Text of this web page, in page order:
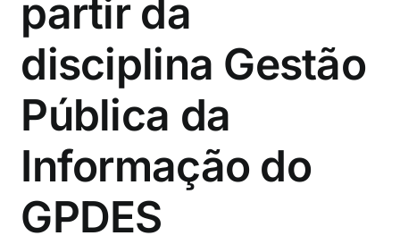
partir da
disciplina Gestão
Pública da
Informação do
GPDES